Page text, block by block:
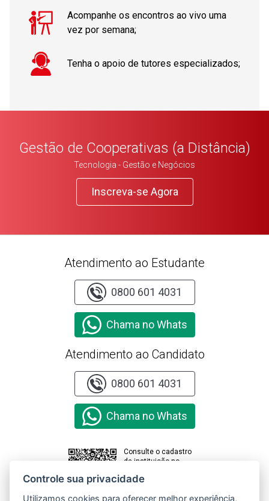
Acompanhe os encontros ao vivo uma
vez por semana;
Tenha o apoio de tutores especializados;
Gestão de Cooperativas (a Distância)
Tecnologia - Gestão e Negócios
Inscreva-se Agora
Atendimento ao Estudante
0800 601 4031
Chama no Whats
Atendimento ao Candidato
0800 601 4031
Chama no Whats
Consulte o cadastro
da instituição no
Controle sua privacidade
Utilizamos cookies para oferecer melhor experiência,